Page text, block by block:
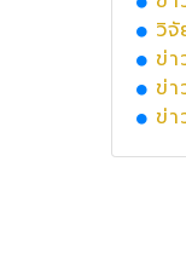
วิจั
ข่
ข่า
ข่